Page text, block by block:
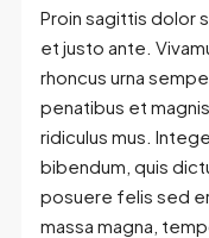
Proin sagittis dolor
et justo ante.
rhoncus urna
penatibus et
ridiculus mus.
bibendum, quis
posuere felis sed
massa magna,